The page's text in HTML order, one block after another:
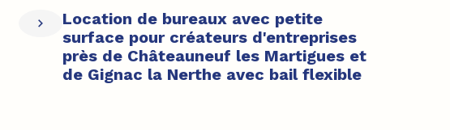
Location de bureaux avec petite
surface pour créateurs d'entreprises
près de Châteauneuf les Martigues et
de Gignac la Nerthe avec bail flexible